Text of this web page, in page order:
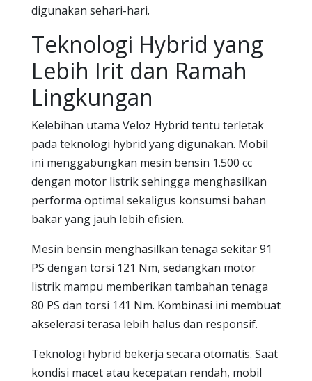
digunakan sehari-hari.
Teknologi Hybrid yang
Lebih Irit dan Ramah
Lingkungan
Kelebihan utama Veloz Hybrid tentu terletak
pada teknologi hybrid yang digunakan. Mobil
ini menggabungkan mesin bensin 1.500 cc
dengan motor listrik sehingga menghasilkan
performa optimal sekaligus konsumsi bahan
bakar yang jauh lebih efisien.
Mesin bensin menghasilkan tenaga sekitar 91
PS dengan torsi 121 Nm, sedangkan motor
listrik mampu memberikan tambahan tenaga
80 PS dan torsi 141 Nm. Kombinasi ini membuat
akselerasi terasa lebih halus dan responsif.
Teknologi hybrid bekerja secara otomatis. Saat
kondisi macet atau kecepatan rendah, mobil